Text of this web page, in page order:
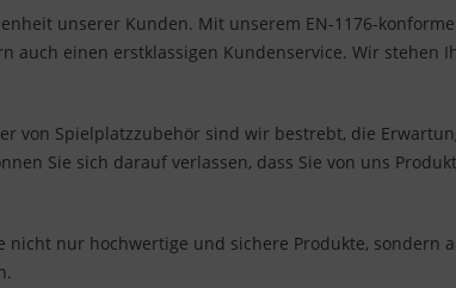
unserer Kunden. Mit unserem EN-1176-
einen erstklassigen Kundenservice. Wir stehen
von Spielplatzzubehör sind wir bestrebt, die
Sie sich darauf verlassen, dass Sie von uns
nur hochwertige und sichere Produkte, sondern